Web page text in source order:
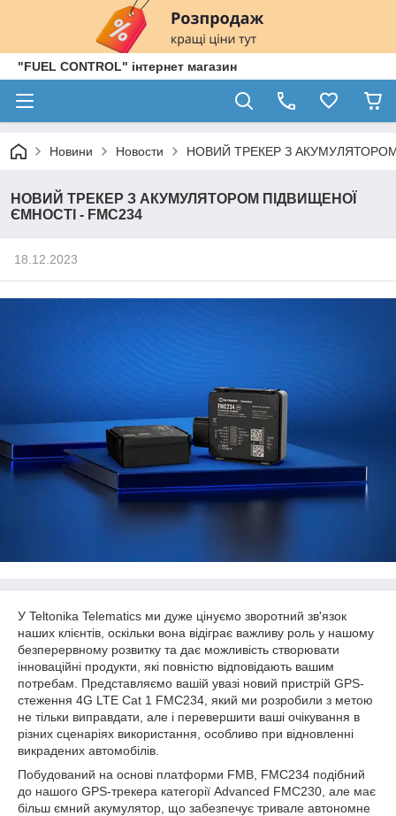
"FUEL CONTROL" інтернет магазин
Новини Новости НОВИЙ ТРЕКЕР З
НОВИЙ ТРЕКЕР З АКУМУЛЯТОРОМ ПІДВИЩЕНОЇ
ЄМНОСТІ - FMC234
18.12.2023
У Teltonika Telematics ми дуже цінуємо зворотний зв'язок
наших клієнтів, оскільки вона відіграє важливу роль у нашому
безперервному розвитку та дає можливість створювати
інноваційні продукти, які повністю відповідають вашим
потребам. Представляємо вашій увазі новий пристрій GPS-
стеження 4G LTE Cat 1 FMC234, який ми розробили з метою
не тільки виправдати, але і перевершити ваші очікування в
різних сценаріях використання, особливо при відновленні
викрадених автомобілів.
Побудований на основі платформи FMB, FMC234 подібний
до нашого GPS-трекера категорії Advanced FMC230, але має
більш ємний акумулятор, що забезпечує тривале автономне